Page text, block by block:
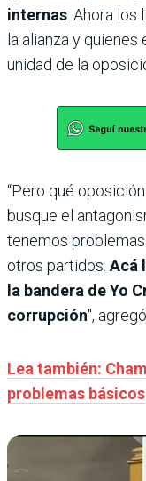
internas . Ahora
la alianza y quienes
unidad de la
“Pero qué
busque el
tenemos
otros partidos. Acá
la bandera de Yo
corrupción", agregó.
Lea también:
problemas